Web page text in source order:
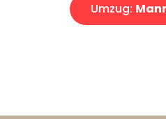
Umzug: